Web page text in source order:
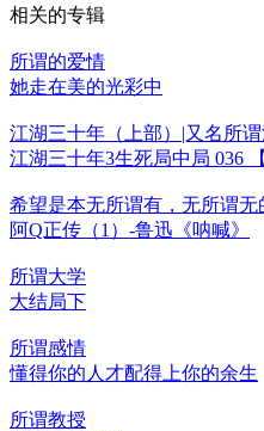
相关的专辑
所谓的爱情
她走在美的光彩中
江湖三十年（上部）|又名所
江湖三十年3生死局中局 036
希望是本无所谓有，无所谓无
阿Q正传（1）-鲁迅《呐喊》
所谓大学
大结局下
所谓感情
懂得你的人才配得上你的余生
所谓教授